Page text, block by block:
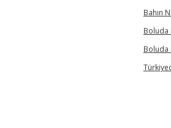
Bahın
Boluda
Boluda